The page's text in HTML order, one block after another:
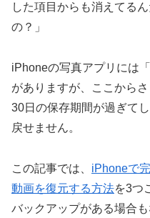
した項目からも消えてる
の？」
iPhoneの写真アプリには
がありますが、ここから
30日の保存期間が過ぎて
戻せません。
この記事では、 iPhoneで
動画を復元する方法を3つ
バックアップがある場合